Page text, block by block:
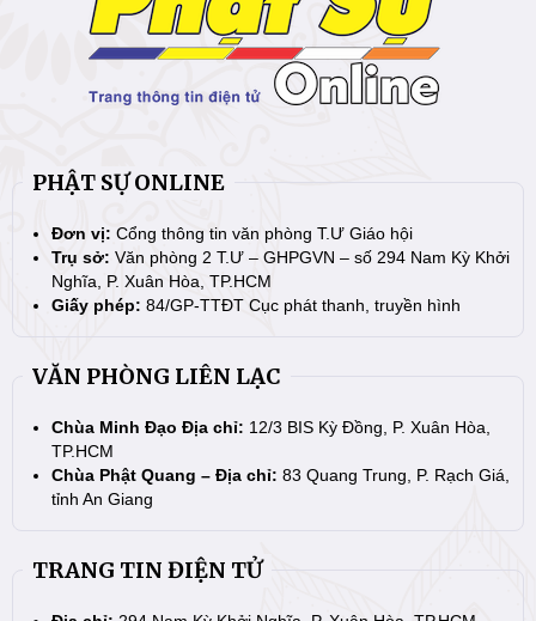
PHẬT SỰ ONLINE
Đơn vị: Cổng thông tin văn phòng T.Ư Giáo hội
Trụ sở: Văn phòng 2 T.Ư – GHPGVN – số 294 Nam Kỳ Khởi
Nghĩa, P. Xuân Hòa, TP.HCM
Giấy phép: 84/GP-TTĐT Cục phát thanh, truyền hình
VĂN PHÒNG LIÊN LẠC
Chùa Minh Đạo Địa chỉ: 12/3 BIS Kỳ Đồng, P. Xuân Hòa,
TP.HCM
Chùa Phật Quang – Địa chỉ: 83 Quang Trung, P. Rạch Giá,
tỉnh An Giang
TRANG TIN ĐIỆN TỬ